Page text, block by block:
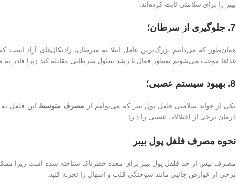
بیبر را برای سلامتی ثابت کرده‌اند.
7. جلوگیری از سرطان؛
همان‌طور که می‌دانیم بزرگ‌ترین عامل ابتلا به سرطان، رادیکال‌های آزاد
غذاها موجب می‌شویم به‌طور فعال با رشد سلول سرطانی مقابله کند زیرا قادر به
8. بهبود سیستم عصبی؛
یکی از فواید سلامتی فلفل پول بیبر که می‌توانیم از مصرف متوسط این فلفل
درمان برخی از اختلالات عصبی را دارد.
نحوه مصرف فلفل پول بیبر
مصرف بیش از حد فلفل پول بیبر برای معده خطرناک شناخته شده است زیرا
برخی از عوارض جانبی مانند سوختگی قلب و اسهال را تجربه کنید.